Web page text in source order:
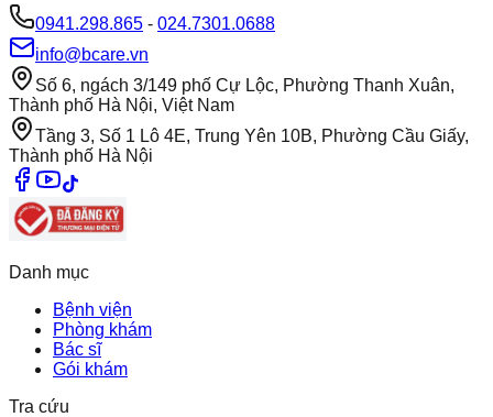
0941.298.865 - 024.7301.0688
info@bcare.vn
Số 6, ngách 3/149 phố Cự Lộc, Phường Thanh Xuân,
Thành phố Hà Nội, Việt Nam
Tầng 3, Số 1 Lô 4E, Trung Yên 10B, Phường Cầu Giấy,
Thành phố Hà Nội
Danh mục
Bệnh viện
Phòng khám
Bác sĩ
Gói khám
Tra cứu